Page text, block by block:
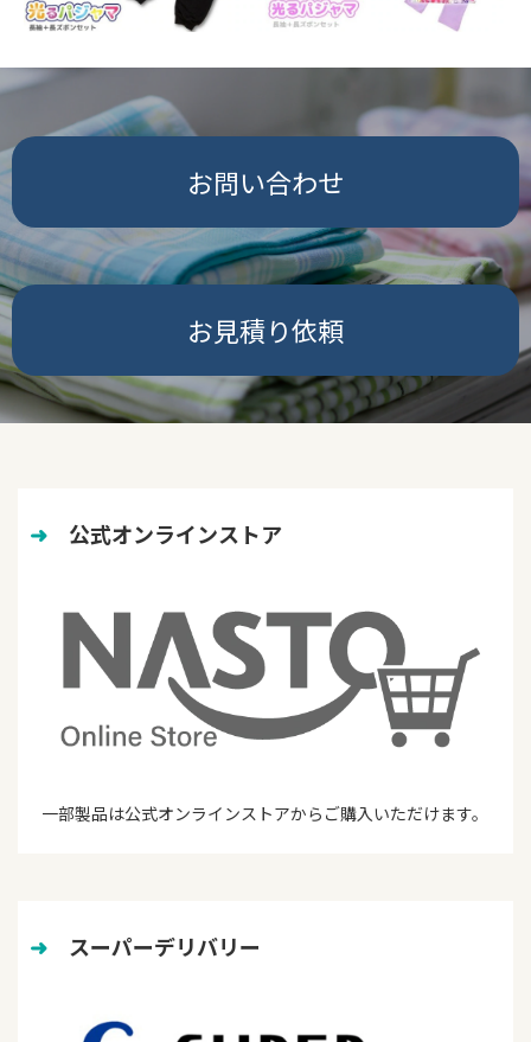
お問い合わせ
お見積り依頼
➜ 公式オンラインストア
一部製品は公式オンラインストアからご購入いただけます。
➜ スーパーデリバリー